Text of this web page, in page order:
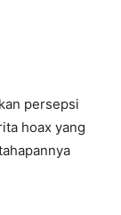
persepsi
hoax yang